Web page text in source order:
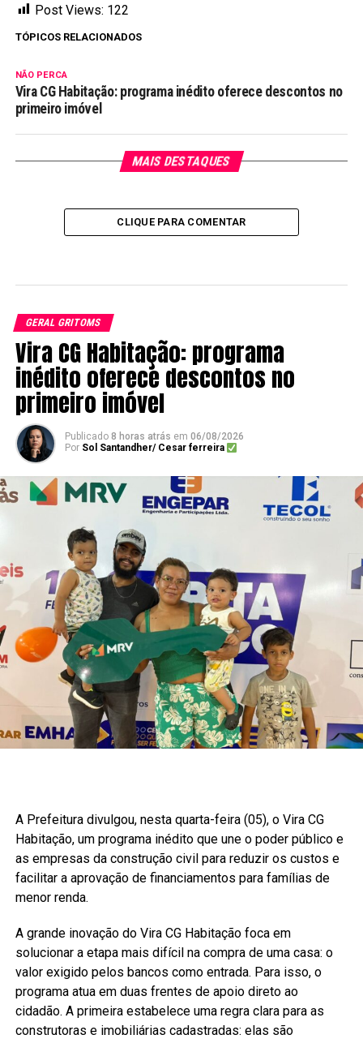
Post Views: 122
TÓPICOS RELACIONADOS
NÃO PERCA
Vira CG Habitação: programa inédito oferece descontos no
primeiro imóvel
MAIS DESTAQUES
CLIQUE PARA COMENTAR
GERAL GRITOMS
Vira CG Habitação: programa
inédito oferece descontos no
primeiro imóvel
Publicado 8 horas atrás em 06/08/2026
Por Sol Santandher/ Cesar ferreira
A Prefeitura divulgou, nesta quarta-feira (05), o Vira CG
Habitação, um programa inédito que une o poder público e
as empresas da construção civil para reduzir os custos e
facilitar a aprovação de financiamentos para famílias de
menor renda.
A grande inovação do Vira CG Habitação foca em
solucionar a etapa mais difícil na compra de uma casa: o
valor exigido pelos bancos como entrada. Para isso, o
programa atua em duas frentes de apoio direto ao
cidadão. A primeira estabelece uma regra clara para as
construtoras e imobiliárias cadastradas: elas são